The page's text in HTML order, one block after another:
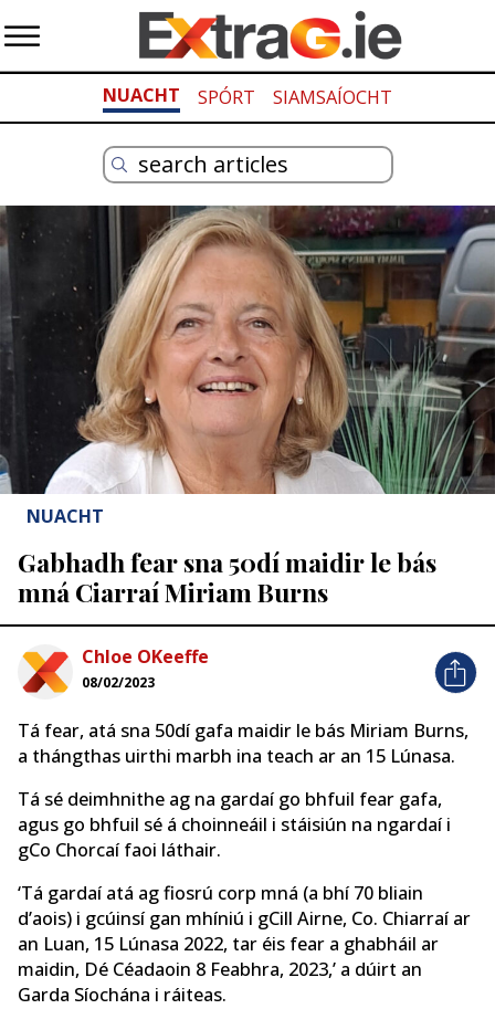
NUACHT SPÓRT SIAMSAÍOCHT
NUACHT
Gabhadh fear sna 50dí maidir le bás
mná Ciarraí Miriam Burns
Chloe OKeeffe
08/02/2023
Tá fear, atá sna 50dí gafa maidir le bás Miriam Burns,
a thángthas uirthi marbh ina teach ar an 15 Lúnasa.
Tá sé deimhnithe ag na gardaí go bhfuil fear gafa,
agus go bhfuil sé á choinneáil i stáisiún na ngardaí i
gCo Chorcaí faoi láthair.
‘Tá gardaí atá ag fiosrú corp mná (a bhí 70 bliain
d’aois) i gcúinsí gan mhíniú i gCill Airne, Co. Chiarraí ar
an Luan, 15 Lúnasa 2022, tar éis fear a ghabháil ar
maidin, Dé Céadaoin 8 Feabhra, 2023,’ a dúirt an
Garda Síochána i ráiteas.